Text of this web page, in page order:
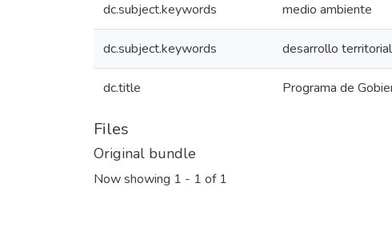
dc.subject.keywords medio ambiente
dc.subject.keywords desarrollo
dc.title Programa de
Files
Original bundle
Now showing 1 - 1 of 1